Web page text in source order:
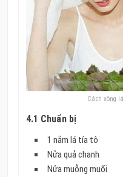
Cách xông
4.1 Chuẩn bị
1 nắm lá tía tô
Nửa quả chanh
Nửa muỗng muối